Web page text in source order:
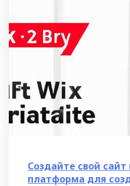
Создайте свой
платформа для